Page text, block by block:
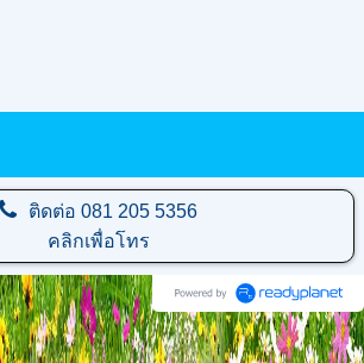
ติดต่อ081 205 5356
คลิกเพื่อโทร